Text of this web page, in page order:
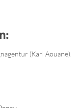
(Karl Aouane).